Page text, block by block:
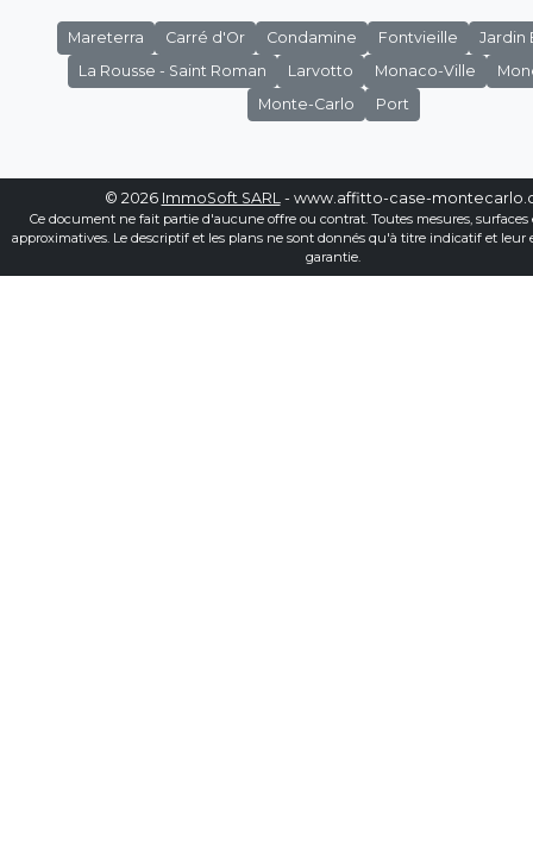
Mareterra Carré d'Or Condamine Fontvieille
Jardin
La Rousse - Saint Roman
Larvotto Monaco-Ville
Monte-Carlo
Port
© 2026 ImmoSoft SARL- www.affitto-case-
Ce document ne fait partie d'aucune offre ou contrat. Toutes mesures, surfaces
approximatives. Le descriptif et les plans ne sont donnés qu'à titre indicatif et leur
garantie.